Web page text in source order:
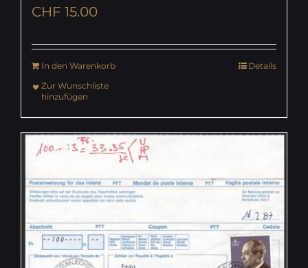
CHF 15.00
In den Warenkorb
Details
Zur Wunschliste
hinzufügen